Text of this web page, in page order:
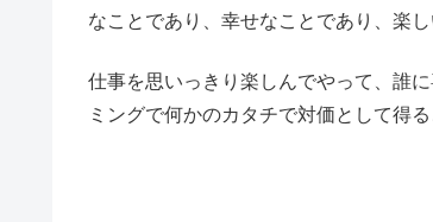
なことであり、幸せなことであり、楽し
仕事を思いっきり楽しんでやって、誰
ミングで何かのカタチで対価として得